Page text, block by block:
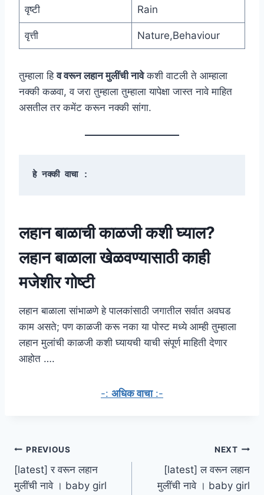
वृष्टी Rain
वृत्ती Nature,Behaviour
तुम्हाला हिव वरून लहान मुलींची नावेकशी वाटली ते आम्हाला
नक्की कळवा, व जरा तुम्हाला तुम्हाला यापेक्षा जास्त नावे माहित
असतील तर कमेंट करून नक्की सांगा.
हे नक्की वाचा :
लहान बाळाची काळजी कशी घ्याल?
लहान बाळाला खेळवण्यासाठी काही
मजेशीर गोष्टी
लहान बाळाला सांभाळणे हे पालकांसाठी जगातील सर्वात अवघड
काम असते; पण काळजी करू नका या पोस्ट मध्ये आम्ही तुम्हाला
लहान मुलांची काळजी कशी घ्यायची याची संपूर्ण माहिती देणार
आहोत ….
-: अधिक वाचा:-
Post
navigation
PREVIOUS
[latest] र वरून लहान
मुलींची नावे । baby girl
NEXT
[latest] ल वरून लहान
मुलींची नावे । baby girl